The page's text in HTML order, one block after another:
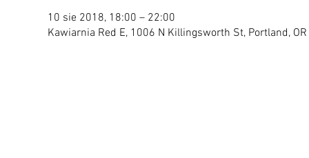
10 sie 2018, 18:00 – 22:00
Kawiarnia Red E, 1006 N Killingsworth St, Portland,